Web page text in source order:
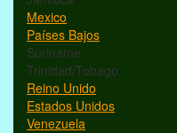
Mexico
Países Bajos
Suriname
Trinidad/Tobago
Reino Unido
Estados Unidos
Venezuela